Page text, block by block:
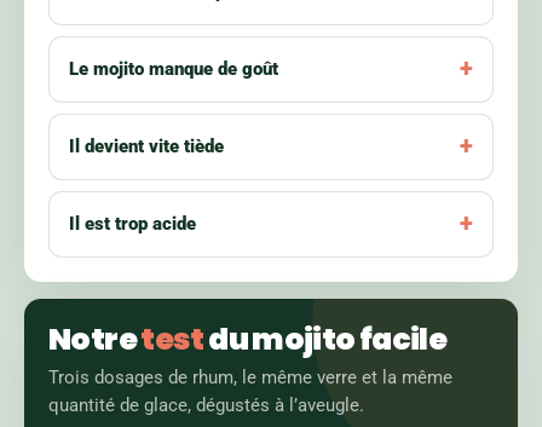
Le mojito manque de goût
Il devient vite tiède
Il est trop acide
Notretestdu mojito facile
Trois dosages de rhum, le même verre et la même
quantité de glace, dégustés à l’aveugle.